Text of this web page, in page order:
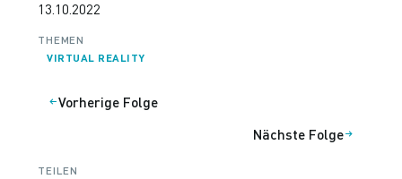
13.10.2022
THEMEN
VIRTUAL REALITY
Vorherige Folge
Nächste Folge
TEILEN